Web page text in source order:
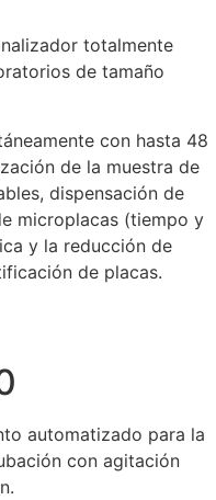
totalmente
de tamaño
con hasta 48
de la muestra de
dispensación de
microplacas (tiempo y
y la reducción de
de placas.
automatizado para la
con agitación